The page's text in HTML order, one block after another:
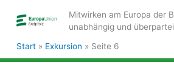
Inhalt
Mitwirken am Europa der
unabhängig und
Start Exkursion Seite 6